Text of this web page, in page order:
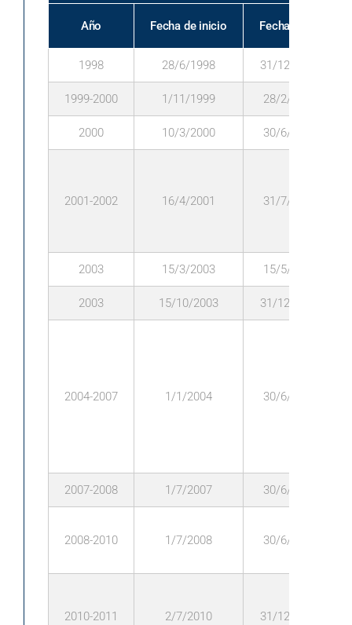
Año Fecha de inicio Fecha de fin
1998 28/6/1998 31/12/1998
1999-2000 1/11/1999 28/2/2000
2000 10/3/2000 30/6/2000
2001-2002 16/4/2001 31/7/2002
2003 15/3/2003 15/5/2003
2003 15/10/2003 31/12/2003
2004-2007 1/1/2004 30/6/2007
2007-2008 1/7/2007 30/6/2008
2008-2010 1/7/2008 30/6/2010
2010-2011 2/7/2010 31/12/2011